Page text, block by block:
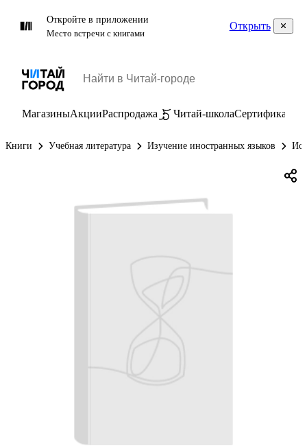
Откройте в приложении
Место встречи с книгами
Открыть
МагазиныАкцииРаспродажа Читай-школаСертификаты
Книги Учебная литература Изучение иностранных языков